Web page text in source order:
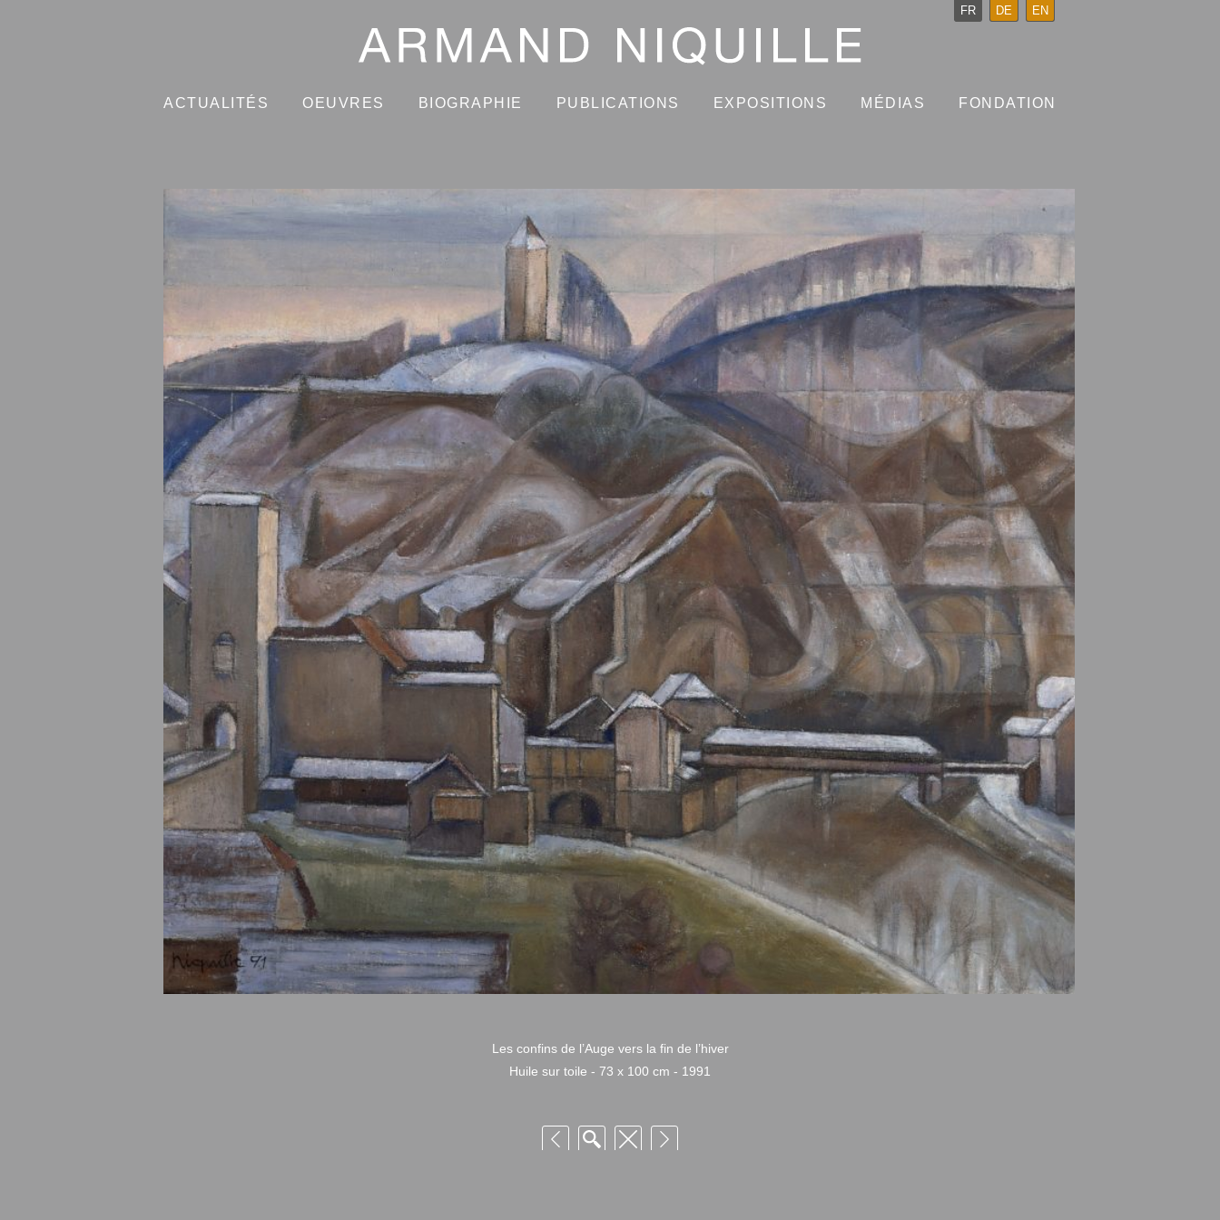
ACTUALITÉS OEUVRES BIOGRAPHIE PUBLICATIONS EXPOSITIONS MÉDIAS FONDATION
FR DE EN
Les confins de l’Auge vers la fin de l’hiver
Huile sur toile - 73 x 100 cm - 1991